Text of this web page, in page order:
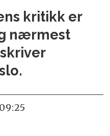
kritikk er
nærmest